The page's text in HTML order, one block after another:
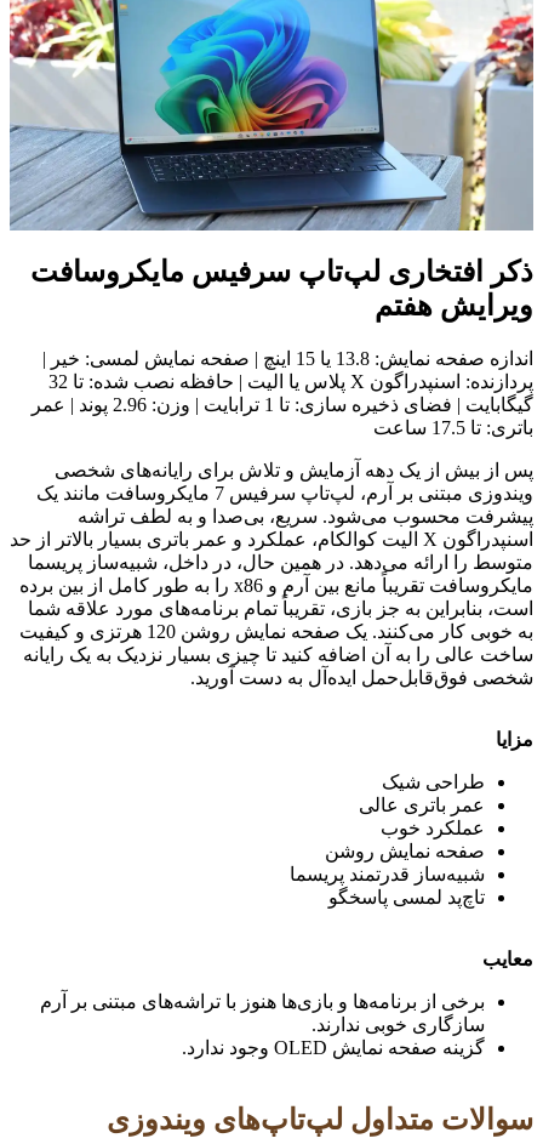
ذکر افتخاری لپ‌تاپ سرفیس مایکروسافت
ویرایش هفتم
اندازه صفحه نمایش: 13.8 یا 15 اینچ | صفحه نمایش لمسی: خیر |
پردازنده: اسنپدراگون X پلاس یا الیت | حافظه نصب شده: تا 32
گیگابایت | فضای ذخیره سازی: تا 1 ترابایت | وزن: 2.96 پوند | عمر
باتری: تا 17.5 ساعت
پس از بیش از یک دهه آزمایش و تلاش برای رایانه‌های شخصی
ویندوزی مبتنی بر آرم، لپ‌تاپ سرفیس 7 مایکروسافت مانند یک
پیشرفت محسوب می‌شود. سریع، بی‌صدا و به لطف تراشه
اسنپدراگون X الیت کوالکام، عملکرد و عمر باتری بسیار بالاتر از حد
متوسط را ارائه می‌دهد. در همین حال، در داخل، شبیه‌ساز پریسما
مایکروسافت تقریباً مانع بین آرم و x86 را به طور کامل از بین برده
است، بنابراین به جز بازی، تقریباً تمام برنامه‌های مورد علاقه شما
به خوبی کار می‌کنند. یک صفحه نمایش روشن 120 هرتزی و کیفیت
ساخت عالی را به آن اضافه کنید تا چیزی بسیار نزدیک به یک رایانه
شخصی فوق‌قابل‌حمل ایده‌آل به دست آورید.
مزایا
طراحی شیک
عمر باتری عالی
عملکرد خوب
صفحه نمایش روشن
شبیه‌ساز قدرتمند پریسما
تاچ‌پد لمسی پاسخگو
معایب
برخی از برنامه‌ها و بازی‌ها هنوز با تراشه‌های مبتنی بر آرم
سازگاری خوبی ندارند.
گزینه صفحه نمایش OLED وجود ندارد.
سوالات متداول لپ‌تاپ‌های ویندوزی